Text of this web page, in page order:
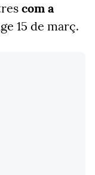
com a
15 de març.